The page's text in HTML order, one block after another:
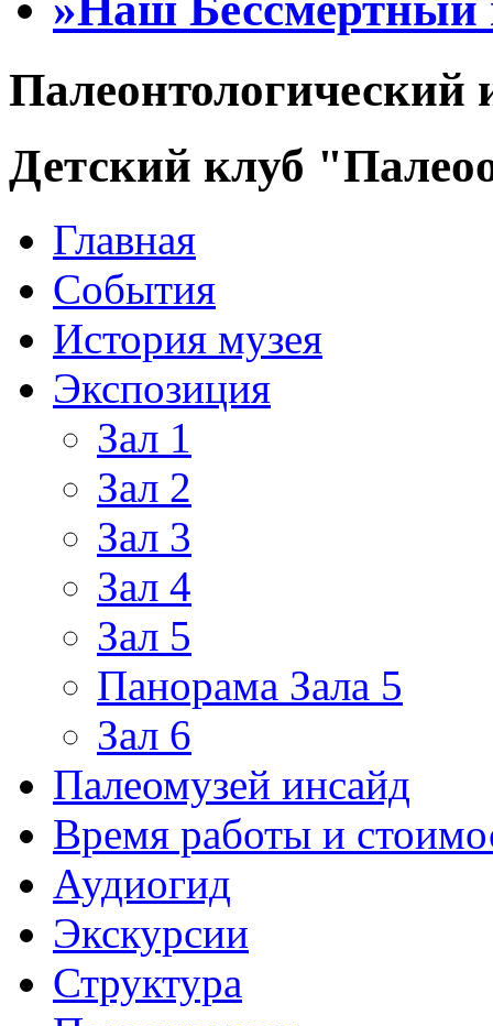
Палеонтологический
Детский клуб
Главная
События
История музея
Экспозиция
Зал 1
Зал 2
Зал 3
Зал 4
Зал 5
Панорама Зала 5
Зал 6
Палеомузей инсайд
Время работы и
Аудиогид
Экскурсии
Структура